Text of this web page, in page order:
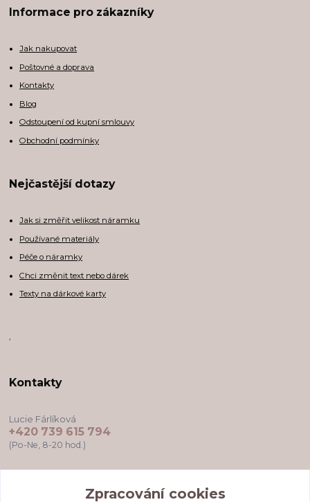
Informace pro zákazníky
Jak nakupovat
Poštovné a doprava
Kontakty
Blog
Odstoupení od kupní smlouvy
Obchodní podmínky
Nejčastější dotazy
Jak si změřit velikost náramku
Používané materiály
Péče o náramky
Chci změnit text nebo dárek
Texty na dárkové karty
,
Kontakty
Lucie Fárlíková
+420 739 615 794
(Po-Ne, 8-20 hod.)
Zpracování cookies